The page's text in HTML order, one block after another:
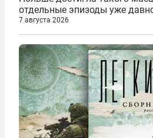
отдельные эпизоды уже
случайными. Поляки, судя по
буквально теряют рассудок
украинским беженцам, и
по-своему...
7 августа 2026